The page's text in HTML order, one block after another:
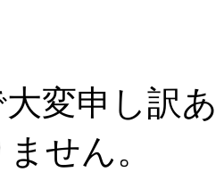
変申し訳
せん。